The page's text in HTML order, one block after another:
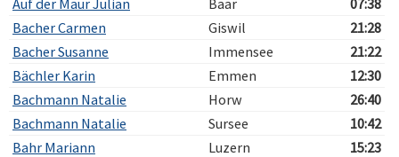
Auf der Maur Julian
Baar
07:38
Bacher Carmen
Giswil
21:28
Bacher Susanne
Immensee
21:22
Bächler Karin
Emmen
12:30
Bachmann Natalie
Horw
26:40
Bachmann Natalie
Sursee
10:42
Bahr Mariann
Luzern
15:23